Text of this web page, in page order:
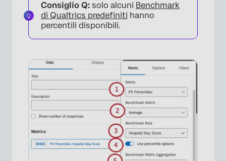
Consiglio Q: solo alcuni Benchmark
di Qualtrics predefiniti hanno
percentili disponibili.